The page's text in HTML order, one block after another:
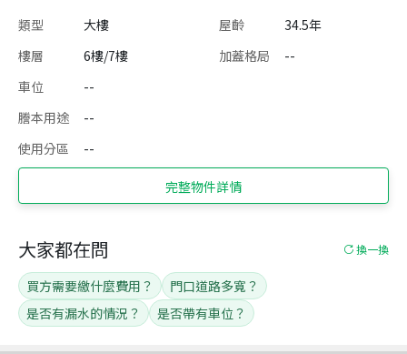
類型 大樓 屋齡
34.5年
樓層
6樓/7樓 加蓋格局
--
車位
--
謄本用途
--
使用分區
--
完整物件詳情
大家都在問 換一換
買方需要繳什麼費用？
門口道路多寬？
是否有漏水的情況？
是否帶有車位？